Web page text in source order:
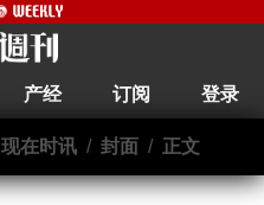
产经 订阅 登录
现在时讯/ 封面/ 正文